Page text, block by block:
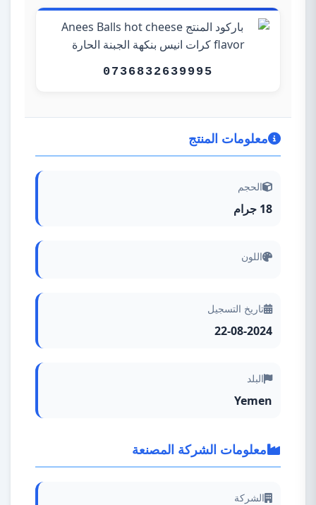
معلومات المنتج
الحجم
18 جرام
اللون
تاريخ التسجيل
22-08-2024
البلد
Yemen
معلومات الشركة المصنعة
الشركة
0736832639995